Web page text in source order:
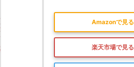
Amazonで見る
楽天市場で見る